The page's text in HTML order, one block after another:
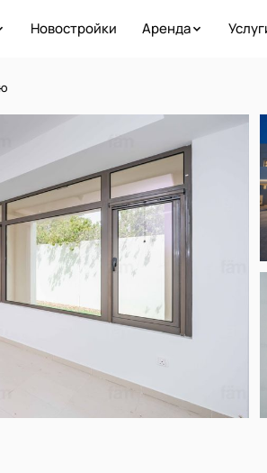
Новостройки Аренда